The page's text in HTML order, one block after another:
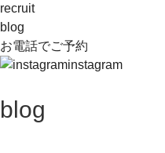
recruit
blog
お電話でご予約
instagram
blog